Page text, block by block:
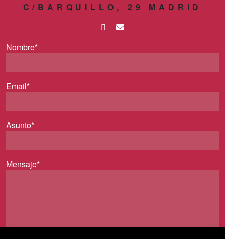
C/BARQUILLO, 29 MADRID
Nombre*
Email*
Asunto*
Mensaje*